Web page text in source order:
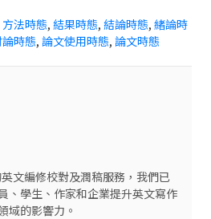
方法時態, 結果時態, 結論時態, 緒論時
時態, 論文使用時態, 論文時態
文編修校對及潤稿服務，我們已
、學生、作家和企業提升英文寫作
域的影響力。